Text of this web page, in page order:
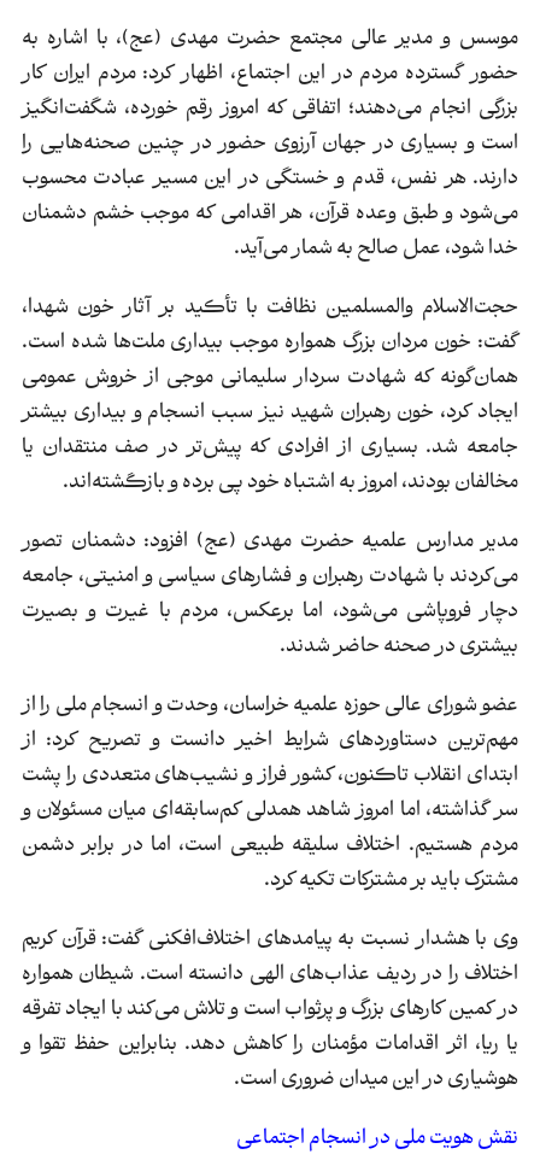
موسس و مدیر عالی مجتمع حضرت مهدی (عج)، با اشاره به
حضور گسترده مردم در این اجتماع، اظهار کرد: مردم ایران کار
بزرگی انجام می‌دهند؛ اتفاقی که امروز رقم خورده، شگفت‌انگیز
است و بسیاری در جهان آرزوی حضور در چنین صحنه‌هایی را
دارند. هر نفس، قدم و خستگی در این مسیر عبادت محسوب
می‌شود و طبق وعده قرآن، هر اقدامی که موجب خشم دشمنان
خدا شود، عمل صالح به شمار می‌آید.
حجت‌الاسلام والمسلمین نظافت با تأکید بر آثار خون شهدا،
گفت: خون مردان بزرگ همواره موجب بیداری ملت‌ها شده است.
همان‌گونه که شهادت سردار سلیمانی موجی از خروش عمومی
ایجاد کرد، خون رهبران شهید نیز سبب انسجام و بیداری بیشتر
جامعه شد. بسیاری از افرادی که پیش‌تر در صف منتقدان یا
مخالفان بودند، امروز به اشتباه خود پی برده و بازگشته‌اند.
مدیر مدارس علمیه حضرت مهدی (عج) افزود: دشمنان تصور
می‌کردند با شهادت رهبران و فشارهای سیاسی و امنیتی، جامعه
دچار فروپاشی می‌شود، اما برعکس، مردم با غیرت و بصیرت
بیشتری در صحنه حاضر شدند.
عضو شورای عالی حوزه علمیه خراسان، وحدت و انسجام ملی را از
مهم‌ترین دستاوردهای شرایط اخیر دانست و تصریح کرد: از
ابتدای انقلاب تاکنون، کشور فراز و نشیب‌های متعددی را پشت
سر گذاشته، اما امروز شاهد همدلی کم‌سابقه‌ای میان مسئولان و
مردم هستیم. اختلاف سلیقه طبیعی است، اما در برابر دشمن
مشترک باید بر مشترکات تکیه کرد.
وی با هشدار نسبت به پیامدهای اختلاف‌افکنی گفت: قرآن کریم
اختلاف را در ردیف عذاب‌های الهی دانسته است. شیطان همواره
در کمین کارهای بزرگ و پرثواب است و تلاش می‌کند با ایجاد تفرقه
یا ریا، اثر اقدامات مؤمنان را کاهش دهد. بنابراین حفظ تقوا و
هوشیاری در این میدان ضروری است.
نقش هویت ملی در انسجام اجتماعی